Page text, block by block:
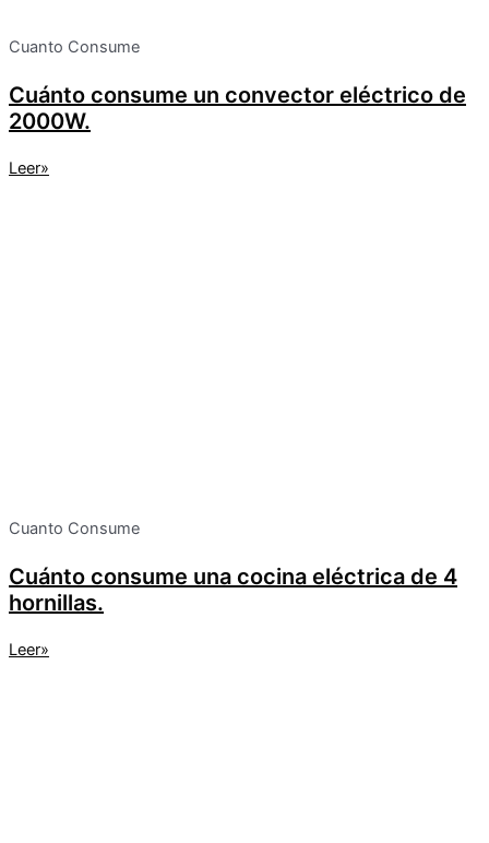
Cuanto Consume
Cuánto consume un convector eléctrico de
2000W.
Leer»
Cuanto Consume
Cuánto consume una cocina eléctrica de 4
hornillas.
Leer»